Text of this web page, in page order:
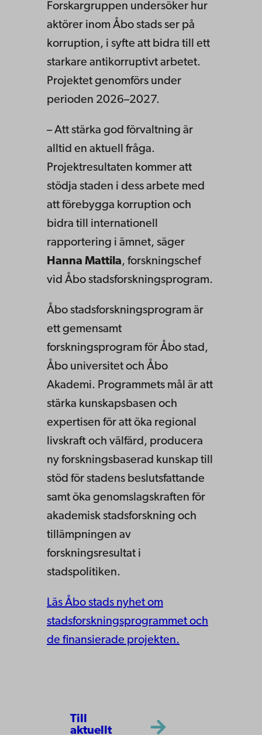
Forskargruppen undersöker hur
aktörer inom Åbo stads ser på
korruption, i syfte att bidra till ett
starkare antikorruptivt arbetet.
Projektet genomförs under
perioden 2026–2027.
– Att stärka god förvaltning är
alltid en aktuell fråga.
Projektresultaten kommer att
stödja staden i dess arbete med
att förebygga korruption och
bidra till internationell
rapportering i ämnet, säger
Hanna Mattila, forskningschef
vid Åbo stadsforskningsprogram.
Åbo stadsforskningsprogram är
ett gemensamt
forskningsprogram för Åbo stad,
Åbo universitet och Åbo
Akademi. Programmets mål är att
stärka kunskapsbasen och
expertisen för att öka regional
livskraft och välfärd, producera
ny forskningsbaserad kunskap till
stöd för stadens beslutsfattande
samt öka genomslagskraften för
akademisk stadsforskning och
tillämpningen av
forskningsresultat i
stadspolitiken.
Läs Åbo stads nyhet om
stadsforskningsprogrammet och
de finansierade projekten.
Till
aktuellt